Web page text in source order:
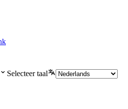
Selecteer taal